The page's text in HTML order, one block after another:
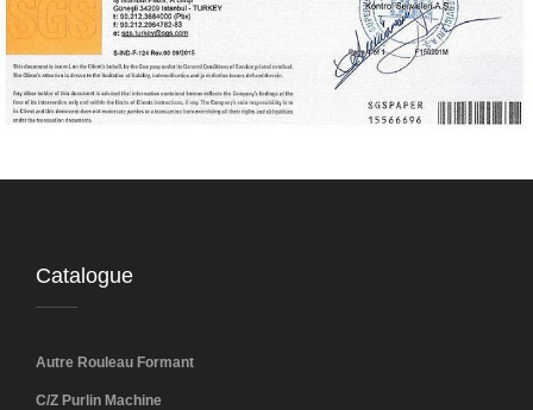
Catalogue
Autre Rouleau Formant
C/Z Purlin Machine